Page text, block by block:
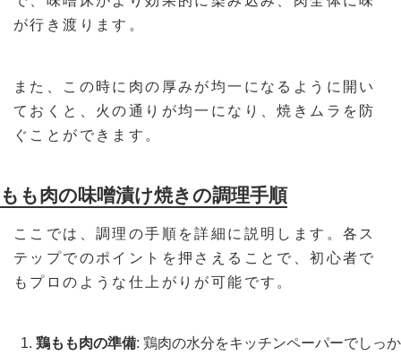
が行き渡ります。
また、この時に肉の厚みが均一になるように開い
ておくと、火の通りが均一になり、焼きムラを防
ぐことができます。
もも肉の味噌漬け焼きの調理手順
ここでは、調理の手順を詳細に説明します。各ス
テップでのポイントを押さえることで、初心者で
もプロのような仕上がりが可能です。
鶏もも肉の準備: 鶏肉の水分をキッチンペーパーでしっか